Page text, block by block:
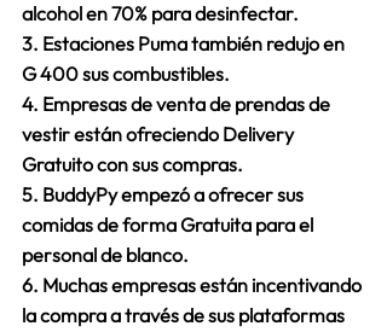
alcohol en 70% para desinfectar.
3. Estaciones Puma también redujo en
G 400 sus combustibles.
4. Empresas de venta de prendas de
vestir están ofreciendo Delivery
Gratuito con sus compras.
5. BuddyPy empezó a ofrecer sus
comidas de forma Gratuita para el
personal de blanco.
6. Muchas empresas están incentivando
la compra a través de sus plataformas